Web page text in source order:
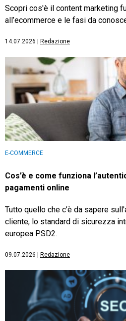
Scopri cos'è il content marketing
all’ecommerce e le fasi da
14.07.2026 Redazione
E-COMMERCE
Cos’è e come funziona
pagamenti online
Tutto quello che c’è da sapere
cliente, lo standard di sicurezza
europea PSD2.
09.07.2026 Redazione